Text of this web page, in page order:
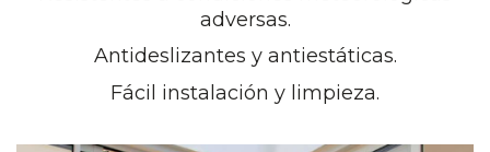
adversas.
Antideslizantes y antiestáticas.
Fácil instalación y limpieza.